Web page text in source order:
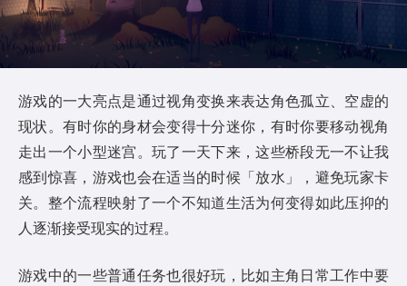
游戏的一大亮点是通过视角变换来表达角色孤立、空虚的
现状。有时你的身材会变得十分迷你，有时你要移动视角
走出一个小型迷宫。玩了一天下来，这些桥段无一不让我
感到惊喜，游戏也会在适当的时候「放水」，避免玩家卡
关。整个流程映射了一个不知道生活为何变得如此压抑的
人逐渐接受现实的过程。
游戏中的一些普通任务也很好玩，比如主角日常工作中要